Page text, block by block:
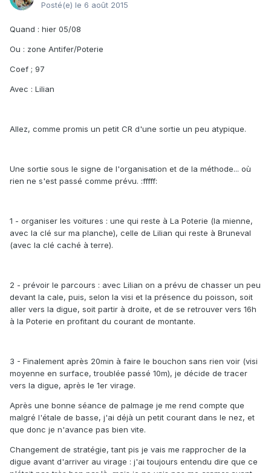
Posté(e) le 6 août 2015
Quand : hier 05/08
Ou : zone Antifer/Poterie
Coef ; 97
Avec : Lilian
Allez, comme promis un petit CR d'une sortie un peu atypique.
Une sortie sous le signe de l'organisation et de la méthode... où
rien ne s'est passé comme prévu. :fffff:
1 - organiser les voitures : une qui reste à La Poterie (la mienne,
avec la clé sur ma planche), celle de Lilian qui reste à Bruneval
(avec la clé caché à terre).
2 - prévoir le parcours : avec Lilian on a prévu de chasser un peu
devant la cale, puis, selon la visi et la présence du poisson, soit
aller vers la digue, soit partir à droite, et de se retrouver vers 16h
à la Poterie en profitant du courant de montante.
3 - Finalement après 20min à faire le bouchon sans rien voir (visi
moyenne en surface, troublée passé 10m), je décide de tracer
vers la digue, après le 1er virage.
Après une bonne séance de palmage je me rend compte que
malgré l'étale de basse, j'ai déjà un petit courant dans le nez, et
que donc je n'avance pas bien vite.
Changement de stratégie, tant pis je vais me rapprocher de la
digue avant d'arriver au virage : j'ai toujours entendu dire que ce